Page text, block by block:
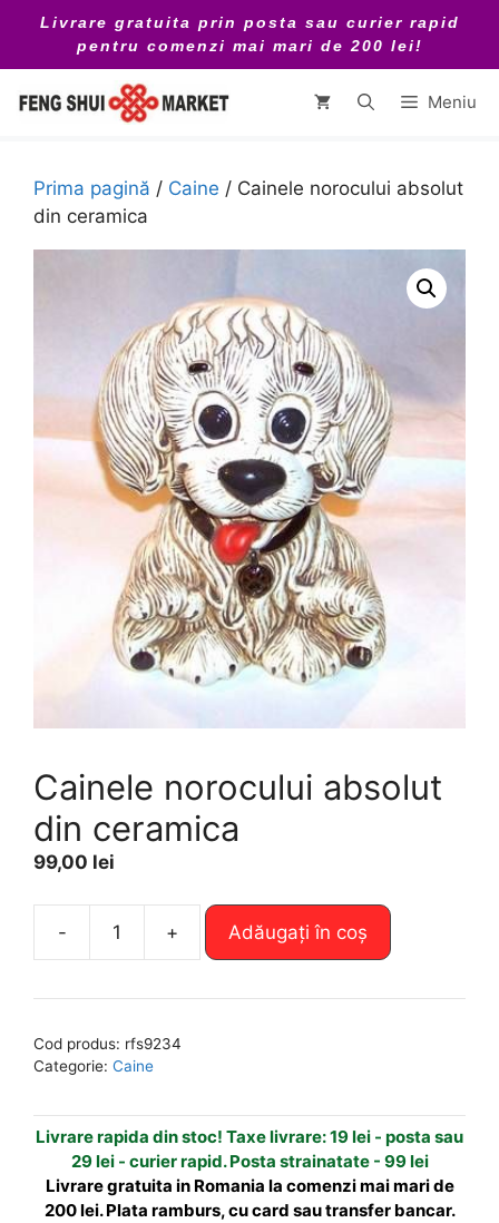
conținut
Livrare gratuita prin posta sau curier rapid
pentru comenzi mai mari de 200 lei!
Meniu
Prima pagină / Caine / Cainele norocului absolut
din ceramica
Cainele norocului absolut
din ceramica
99,00 lei
-
Cantitate
norocului
+ Adăugați în coș
e
n
t
i
Cod produs: rfs9234
Categorie: Caine
Livrare rapida din stoc! Taxe livrare: 19 lei - posta sau
29 lei - curier rapid. Posta strainatate - 99 lei
Livrare gratuita in Romania la comenzi mai mari de
200 lei. Plata ramburs, cu card sau transfer bancar.